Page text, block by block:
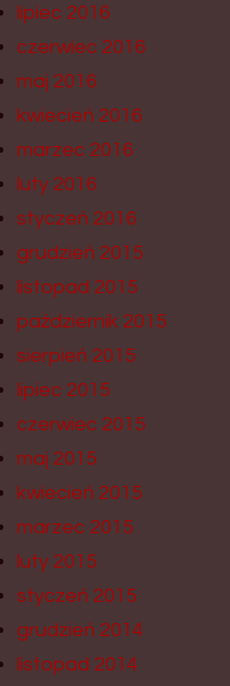
lipiec 2016
czerwiec 2016
maj 2016
kwiecień 2016
marzec 2016
luty 2016
styczeń 2016
grudzień 2015
listopad 2015
październik 2015
sierpień 2015
lipiec 2015
czerwiec 2015
maj 2015
kwiecień 2015
marzec 2015
luty 2015
styczeń 2015
grudzień 2014
listopad 2014